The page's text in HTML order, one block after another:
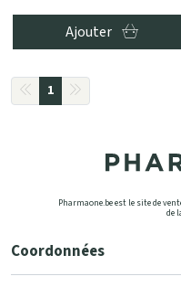
Ajouter
1
Pharmaone.be est le site de
de
Coordonnées